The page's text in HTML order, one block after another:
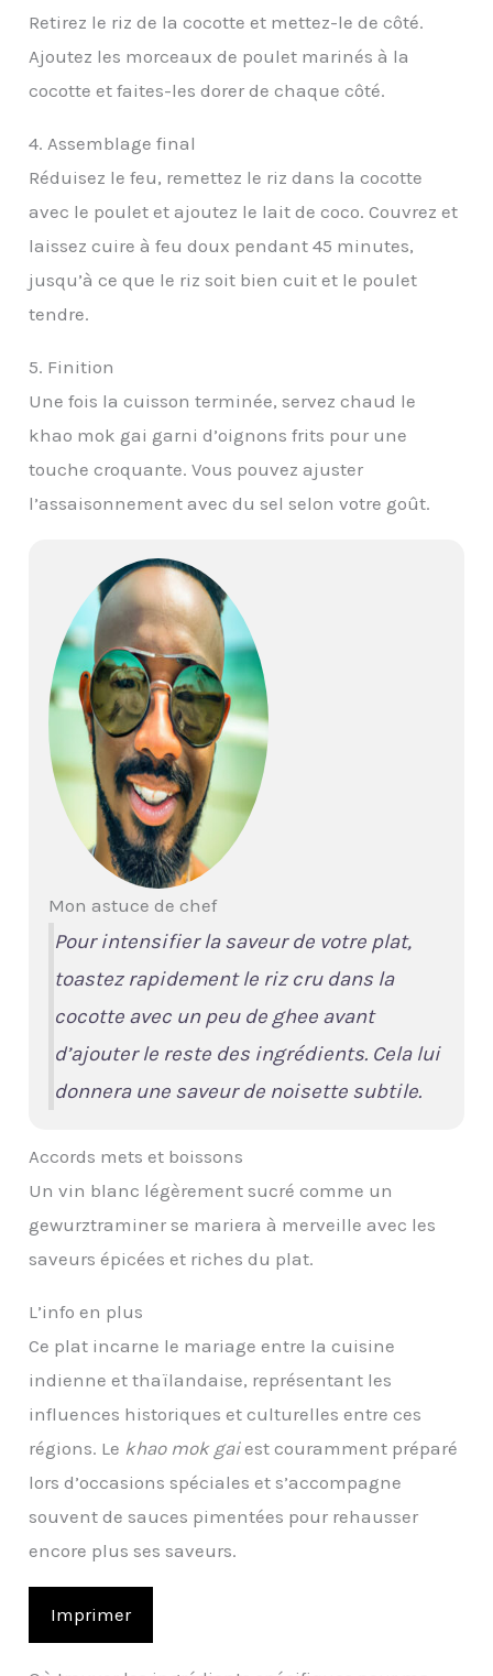
Retirez le riz de la cocotte et mettez-le de côté.
Ajoutez les morceaux de poulet marinés à la
cocotte et faites-les dorer de chaque côté.
4. Assemblage final
Réduisez le feu, remettez le riz dans la cocotte
avec le poulet et ajoutez le lait de coco. Couvrez et
laissez cuire à feu doux pendant 45 minutes,
jusqu’à ce que le riz soit bien cuit et le poulet
tendre.
5. Finition
Une fois la cuisson terminée, servez chaud le
khao mok gai garni d’oignons frits pour une
touche croquante. Vous pouvez ajuster
l’assaisonnement avec du sel selon votre goût.
Mon astuce de chef
Pour intensifier la saveur de votre plat,
toastez rapidement le riz cru dans la
cocotte avec un peu de ghee avant
d’ajouter le reste des ingrédients. Cela lui
donnera une saveur de noisette subtile.
Accords mets et boissons
Un vin blanc légèrement sucré comme un
gewurztraminer se mariera à merveille avec les
saveurs épicées et riches du plat.
L’info en plus
Ce plat incarne le mariage entre la cuisine
indienne et thaïlandaise, représentant les
influences historiques et culturelles entre ces
régions. Le khao mok gaiest couramment préparé
lors d’occasions spéciales et s’accompagne
souvent de sauces pimentées pour rehausser
encore plus ses saveurs.
Imprimer